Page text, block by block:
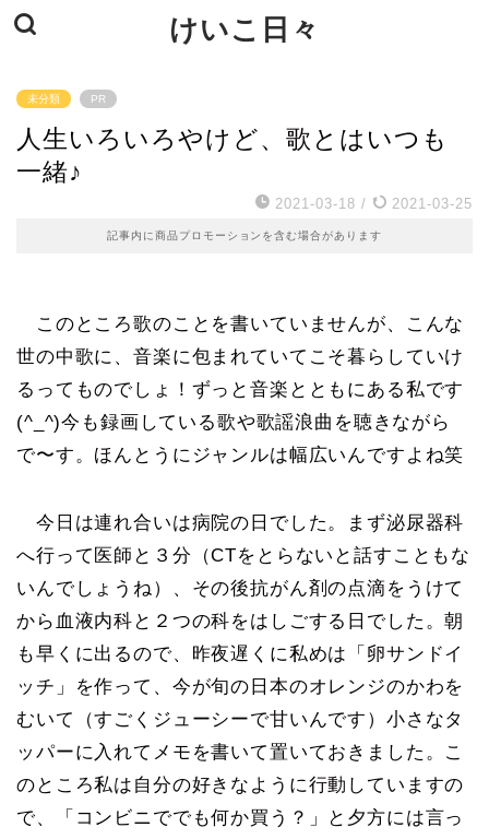
けいこ日々
未分類 PR
人生いろいろやけど、歌とはいつも
一緒♪
2021-03-18 / 2021-03-25
記事内に商品プロモーションを含む場合があります
このところ歌のことを書いていませんが、こんな
世の中歌に、音楽に包まれていてこそ暮らしていけ
るってものでしょ！ずっと音楽とともにある私です
(^_^)今も録画している歌や歌謡浪曲を聴きながら
で〜す。ほんとうにジャンルは幅広いんですよね笑
今日は連れ合いは病院の日でした。まず泌尿器科
へ行って医師と３分（CTをとらないと話すこともな
いんでしょうね）、その後抗がん剤の点滴をうけて
から血液内科と２つの科をはしごする日でした。朝
も早くに出るので、昨夜遅くに私めは「卵サンドイ
ッチ」を作って、今が旬の日本のオレンジのかわを
むいて（すごくジューシーで甘いんです）小さなタ
ッパーに入れてメモを書いて置いておきました。こ
のところ私は自分の好きなように行動していますの
で、「コンビニででも何か買う？」と夕方には言っ